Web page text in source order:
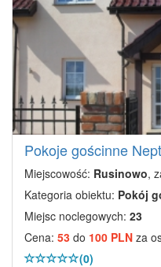
Pokoje gościnne
Miejscowość: Rusinowo,
Kategoria obiektu: Pokój
Miejsc noclegowych: 23
Cena: 53 do 100 PLN za
(0)